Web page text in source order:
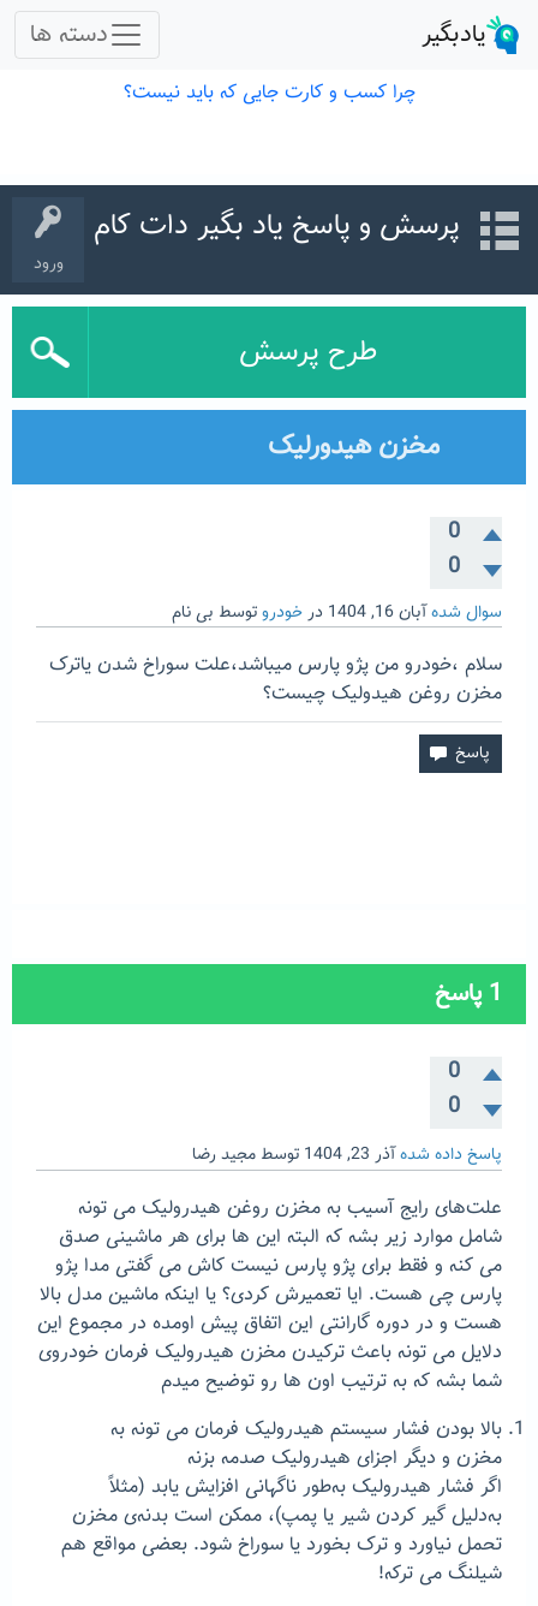
ورود
پرسش و پاسخ یاد بگیر دات کام
طرح پرسش
مخزن هیدورلیک
0
0
سوال شدهآبان 16, 1404 درخودروتوسط بی نام
سلام ،خودرو من پژو پارس میباشد،علت سوراخ شدن یاترک
مخزن روغن هیدولیک چیست؟
1پاسخ
0
0
پاسخ داده شدهآذر 23, 1404 توسط مجید رضا
علت‌های رایج آسیب به مخزن روغن هیدرولیک می تونه
شامل موارد زیر بشه که البته این ها برای هر ماشینی صدق
می کنه و فقط برای پژو پارس نیست کاش می گفتی مدا پژو
پارس چی هست. ایا تعمیرش کردی؟ یا اینکه ماشین مدل بالا
هست و در دوره گارانتی این اتفاق پیش اومده در مجموع این
دلایل می تونه باعث ترکیدن مخزن هیدرولیک فرمان خودروی
شما بشه که به ترتیب اون ها رو توضیح میدم
بالا بودن فشار سیستم هیدرولیک فرمان می تونه به
مخزن و دیگر اجزای هیدرولیک صدمه بزنه
اگر فشار هیدرولیک به‌طور ناگهانی افزایش یابد (مثلاً
به‌دلیل گیر کردن شیر یا پمپ)، ممکن است بدنه‌ی مخزن
تحمل نیاورد و ترک بخورد یا سوراخ شود. بعضی مواقع هم
شیلنگ می ترکه!